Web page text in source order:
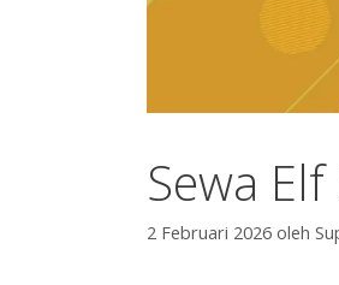
Sewa
2 Februari 2026 oleh